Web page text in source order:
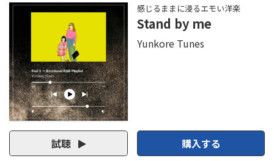
感じるままに浸るエモい洋楽
Stand by me
Yunkore Tunes
試聴 購入する